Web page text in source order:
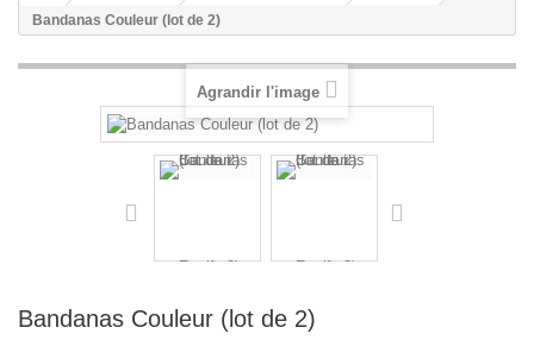
Bandanas Couleur (lot de 2)
Agrandir l'image
Bandanas Couleur (lot de 2)